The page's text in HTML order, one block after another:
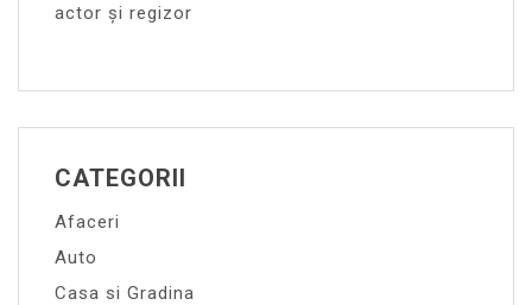
actor și regizor
CATEGORII
Afaceri
Auto
Casa si Gradina